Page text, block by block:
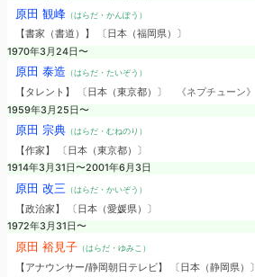
原田 観峰（はらだ・かんぽう）
【書家（書道）】 〔日本（福岡県）〕
1970年3月24日〜
原田 泰造 （はらだ・たいぞう）
【タレント】 〔日本（東京都）〕
《ネプチューン》
1959年3月25日〜
原田 宗典（はらだ・むねのり）
【作家】 〔日本（東京都）〕
1914年3月31日〜2001年6月3日
原田 改三 （はらだ・かいぞう）
【政治家】 〔日本（愛媛県）〕
1972年3月31日〜
原田 裕見子（はらだ・ゆみこ）
【アナウンサー/静岡朝日テレビ】 〔日本（静岡県）〕